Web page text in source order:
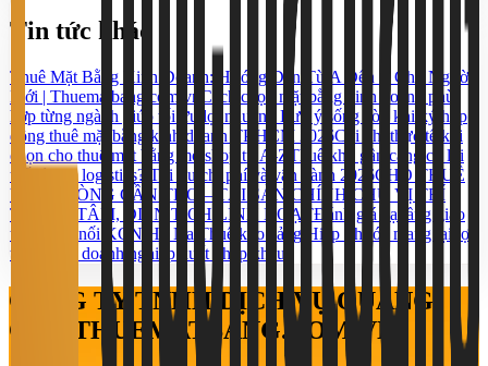
Tin tức khác
Thuê Mặt Bằng Kinh Doanh: Hướng Dẫn Từ A Đến Z Cho Người
Mới | Thuematbang.com.vn Cách chọn mặt bằng kinh doanh phù
hợp từng ngành giúp tối ưu lợi nhuận 5 Lưu ý sống còn khi ký hợp
đồng thuê mặt bằng kinh doanh TP.HCM 2026Chi phí thực tế khi
chọn cho thuê mặt bằng mở shop từ A-Z Thuê kho gần cảng có lợi
thế gì cho logistics? Tối ưu chi phí và vận hành 2026CHO THUÊ
VĂN PHÒNG CẦN THƠ – TÀI SẢN CHÍNH CHỦ VỊ TRÍ
TRUNG TÂM, DIỆN TÍCH LINH HOẠTĐánh giá hạ tầng giao
thông kết nối KCN Hố Nai
Thuê kho cảng Hiệp Phước mang lại lợi
thế gì cho doanh nghiệp xuất nhập khẩu?
CÔNG TY TNHH DỊCH VỤ QUẢNG
CÁO THUEMATBANG.COM.VN